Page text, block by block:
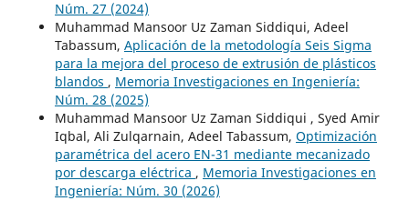
Núm. 27 (2024)
Muhammad Mansoor Uz Zaman Siddiqui, Adeel
Tabassum, Aplicación de la metodología Seis Sigma
para la mejora del proceso de extrusión de plásticos
blandos , Memoria Investigaciones en Ingeniería:
Núm. 28 (2025)
Muhammad Mansoor Uz Zaman Siddiqui , Syed Amir
Iqbal, Ali Zulqarnain, Adeel Tabassum, Optimización
paramétrica del acero EN-31 mediante mecanizado
por descarga eléctrica , Memoria Investigaciones en
Ingeniería: Núm. 30 (2026)